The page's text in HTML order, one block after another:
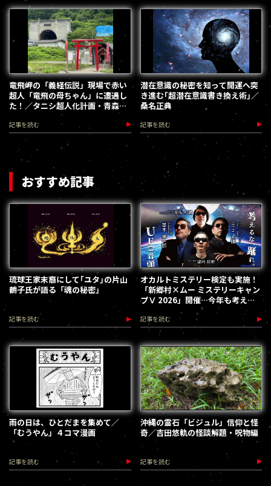
竜飛岬の「義経伝説」現場で赤い
超人「竜飛の母ちゃん」に遭遇し
た！／タニシ超人化計画・青森編
記事を読む
潜在意識の秘密を知って開運へ突
き進む｢超潜在意識書き換え術｣／
桑名正典
記事を読む
おすすめ記事
琉球王家末裔にして｢ユタ｣の片山
鶴子氏が語る「魂の秘密」
記事を読む
オカルトミステリー検定も実施！
「新郷村×ムー ミステリーキャン
プⅤ 2026」開催…今年も考える
な、踊れ！（2026.9.12）
記事を読む
雨の日は、ひとだまを集めて／
「むうやん」４コマ漫画
記事を読む
沖縄の霊石「ビジュル」信仰と怪
奇／吉田悠軌の怪談解題・呪物編
記事を読む